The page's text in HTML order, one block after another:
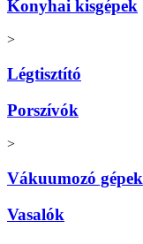
Konyhai kisgépek
>
Légtisztító
Porszívók
>
Vákuumozó gépek
Vasalók